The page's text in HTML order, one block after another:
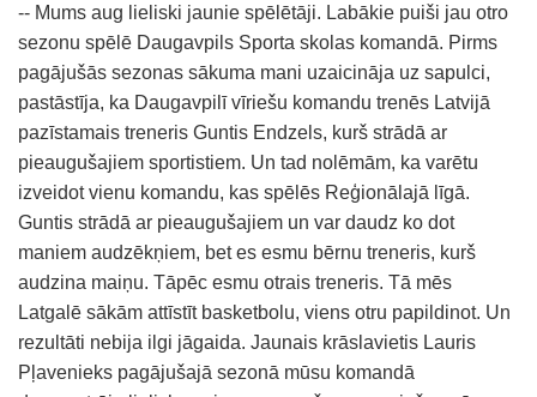
-- Mums aug lieliski jaunie spēlētāji. Labākie puiši jau otro
sezonu spēlē Daugavpils Sporta skolas komandā. Pirms
pagājušās sezonas sākuma mani uzaicināja uz sapulci,
pastāstīja, ka Daugavpilī vīriešu komandu trenēs Latvijā
pazīstamais treneris Guntis Endzels, kurš strādā ar
pieaugušajiem sportistiem. Un tad nolēmām, ka varētu
izveidot vienu komandu, kas spēlēs Reģionālajā līgā.
Guntis strādā ar pieaugušajiem un var daudz ko dot
maniem audzēkņiem, bet es esmu bērnu treneris, kurš
audzina maiņu. Tāpēc esmu otrais treneris. Tā mēs
Latgalē sākām attīstīt basketbolu, viens otru papildinot. Un
rezultāti nebija ilgi jāgaida. Jaunais krāslavietis Lauris
Pļavenieks pagājušajā sezonā mūsu komandā